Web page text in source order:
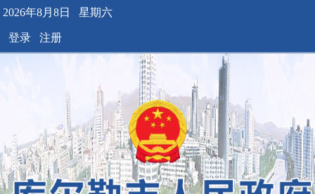
2026年8月8日 星期六
登录 注册